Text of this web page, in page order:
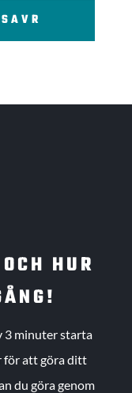
HUR
3 minuter starta
för att göra ditt
du göra genom